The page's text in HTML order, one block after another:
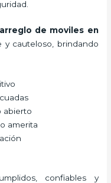
arreglo de moviles en
y cauteloso, brindando
abierto
amerita
confiables y